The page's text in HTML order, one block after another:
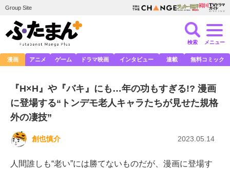
Group Site
検索 メニュー
漫画 アニメ ゲーム ドラマ映画 インタビュー 連載 無料コミック
『H×H』や『バキ』にも…年の功もすぎる!? 漫画
に登場する“トンデモ老人キャラたちが見せた規格
外の凄技”
創也慎介 2023.05.14
人間誰しも“老い”には勝てないものだが、漫画に登場す